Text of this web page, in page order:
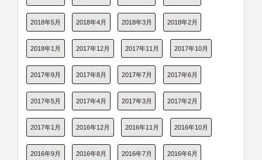
2018年5月 2018年4月 2018年3月 2018年2月
2018年1月 2017年12月 2017年11月 2017年10月
2017年9月 2017年8月 2017年7月 2017年6月
2017年5月 2017年4月 2017年3月 2017年2月
2017年1月 2016年12月 2016年11月 2016年10月
2016年9月 2016年8月 2016年7月 2016年6月